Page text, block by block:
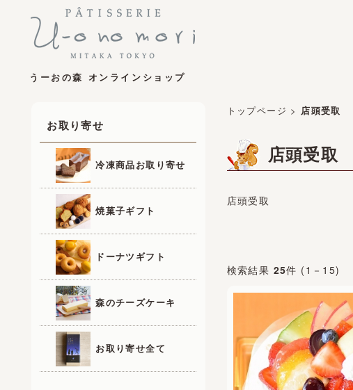
うーおの森 オンラインショップ
お取り寄せ
冷凍商品お取り寄せ
焼菓子ギフト
ドーナツギフト
森のチーズケーキ
お取り寄せ全て
トップページ > 店頭受取
店頭受取
店頭受取
検索結果 25件 (1－15)